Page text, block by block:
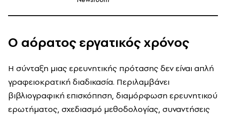
Ο αόρατος εργατικός χρόνος
Η σύνταξη μιας ερευνητικής πρότασης δεν είναι απλή
γραφειοκρατική διαδικασία. Περιλαμβάνει
βιβλιογραφική επισκόπηση, διαμόρφωση ερευνητικού
ερωτήματος, σχεδιασμό μεθοδολογίας, συναντήσεις